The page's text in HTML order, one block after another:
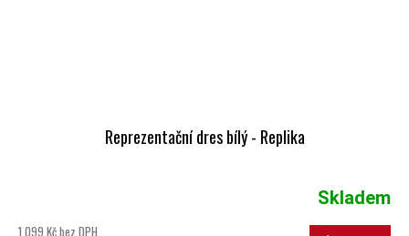
Reprezentační dres bílý - Replika
Skladem
1 099 Kč bez DPH